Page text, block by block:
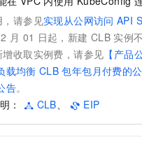
请参见实现从公网访问 API
月 01 日起，新建 CLB 实例
增收取实例费，请参见 【产品
载均衡 CLB 包年包月付费的
告。
：
CLB EIP